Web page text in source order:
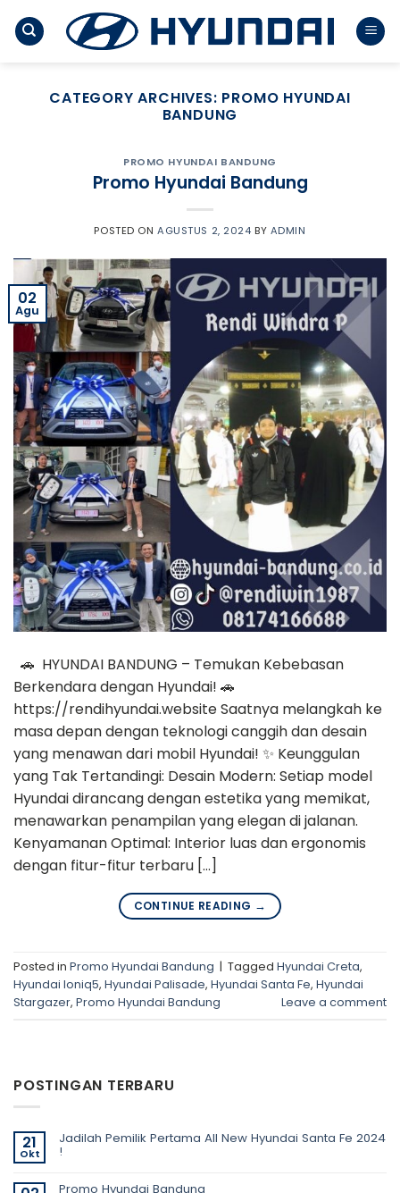
CATEGORY ARCHIVES: PROMO HYUNDAI
BANDUNG
PROMO HYUNDAI BANDUNG
Promo Hyundai Bandung
POSTED ONAGUSTUS 2, 2024 BY ADMIN
02
Agu
🚗 HYUNDAI BANDUNG – Temukan Kebebasan
Berkendara dengan Hyundai! 🚗
https://rendihyundai.website Saatnya melangkah ke
masa depan dengan teknologi canggih dan desain
yang menawan dari mobil Hyundai! ✨ Keunggulan
yang Tak Tertandingi: Desain Modern: Setiap model
Hyundai dirancang dengan estetika yang memikat,
menawarkan penampilan yang elegan di jalanan.
Kenyamanan Optimal: Interior luas dan ergonomis
dengan fitur-fitur terbaru […]
CONTINUE READING →
Posted in Promo Hyundai Bandung | Tagged Hyundai Creta,
Hyundai Ioniq5, Hyundai Palisade, Hyundai Santa Fe, Hyundai
Stargazer, Promo Hyundai Bandung Leave a comment
POSTINGAN TERBARU
21
Okt
Jadilah Pemilik Pertama All New Hyundai Santa Fe 2024
!
ada
Promo Hyundai Bandung